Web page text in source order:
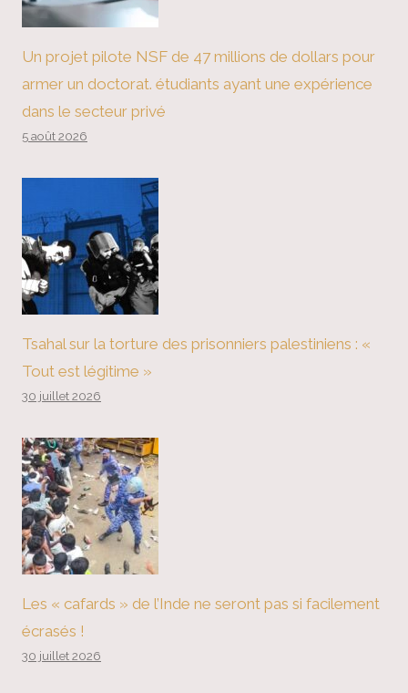
Un projet pilote NSF de 47 millions de dollars pour
armer un doctorat. étudiants ayant une expérience
dans le secteur privé
5 août 2026
Tsahal sur la torture des prisonniers palestiniens : «
Tout est légitime »
30 juillet 2026
Les « cafards » de l’Inde ne seront pas si facilement
écrasés !
30 juillet 2026